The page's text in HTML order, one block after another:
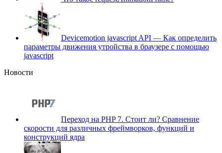
Devicemotion javascript API — Как определить
параметры движения утройства в браузере с помощью
javascript
Новости
Переход на PHP 7. Cтоит ли? Сравнение
скорости для различных фреймворков, функций и
конструкций ядра